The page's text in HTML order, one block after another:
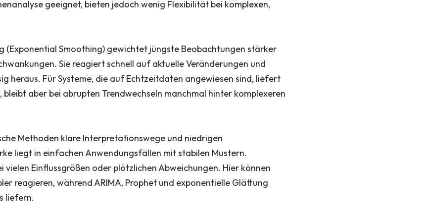
geeignet, bieten jedoch wenig Flexibilität bei komplexen,
(Exponential Smoothing) gewichtet jüngste Beobachtungen stärker
Sie reagiert schnell auf aktuelle Veränderungen und
heraus. Für Systeme, die auf Echtzeitdaten angewiesen sind, liefert
bleibt aber bei abrupten Trendwechseln manchmal hinter komplexeren
Methoden klare Interpretationswege und niedrigen
liegt in einfachen Anwendungsfällen mit stabilen Mustern.
vielen Einflussgrößen oder plötzlichen Abweichungen. Hier können
reagieren, während ARIMA, Prophet und exponentielle Glättung
liefern.